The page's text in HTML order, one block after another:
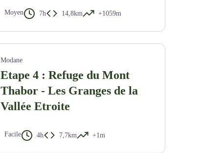
Moyen 7h 14,8km +1059m
Modane
Etape 4 : Refuge du Mont
Thabor - Les Granges de la
Vallée Etroite
Facile 4h 7,7km +1m